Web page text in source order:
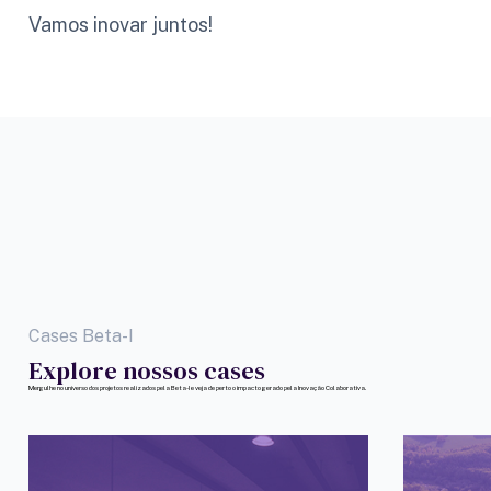
Vamos inovar juntos!
Cases Beta-I
Explore nossos cases
Mergulhe no universo dos projetos realizados pela Beta-I e veja de perto o impacto gerado pela Inovação Colaborativa.